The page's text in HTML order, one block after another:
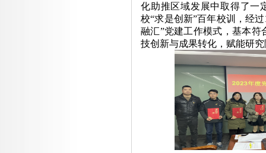
化助推区域发展中取得了一
校“求是创新”百年校训，经
融汇”党建工作模式，基本符
技创新与成果转化，赋能研